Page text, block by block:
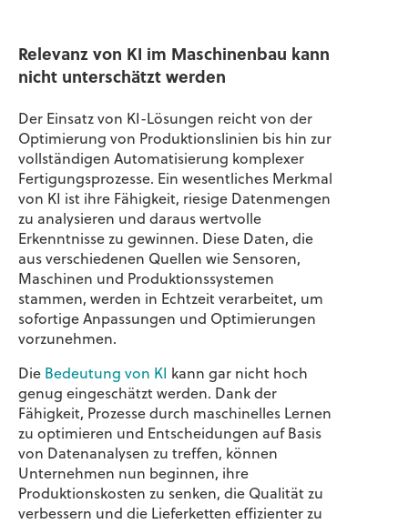
Relevanz von KI im Maschinenbau kann
nicht unterschätzt werden
Der Einsatz von KI-Lösungen reicht von der
Optimierung von Produktionslinien bis hin zur
vollständigen Automatisierung komplexer
Fertigungsprozesse. Ein wesentliches Merkmal
von KI ist ihre Fähigkeit, riesige Datenmengen
zu analysieren und daraus wertvolle
Erkenntnisse zu gewinnen. Diese Daten, die
aus verschiedenen Quellen wie Sensoren,
Maschinen und Produktionssystemen
stammen, werden in Echtzeit verarbeitet, um
sofortige Anpassungen und Optimierungen
vorzunehmen.
Die Bedeutung von KI kann gar nicht hoch
genug eingeschätzt werden. Dank der
Fähigkeit, Prozesse durch maschinelles Lernen
zu optimieren und Entscheidungen auf Basis
von Datenanalysen zu treffen, können
Unternehmen nun beginnen, ihre
Produktionskosten zu senken, die Qualität zu
verbessern und die Lieferketten effizienter zu